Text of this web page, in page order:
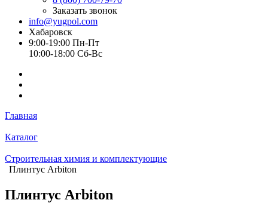
Заказать звонок
info@yugpol.com
Хабаровск
9:00-19:00 Пн-Пт
10:00-18:00 Cб-Вс
Главная
Каталог
Строительная химия и комплектующие
Плинтус Arbiton
Плинтус Arbiton